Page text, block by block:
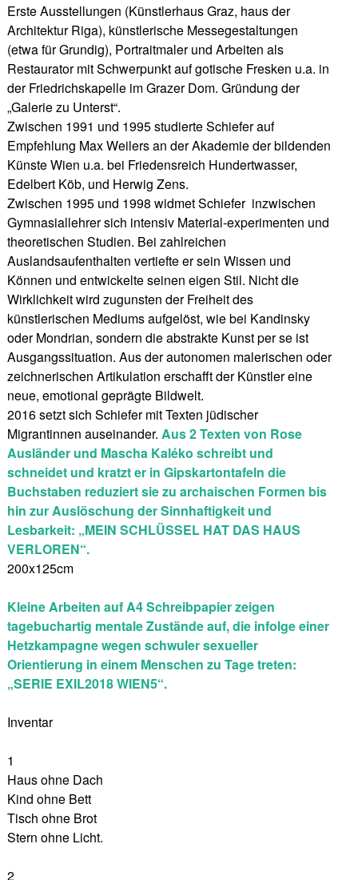
Erste Ausstellungen (Künstlerhaus Graz, haus der
Architektur Riga), künstlerische Messegestaltungen
(etwa für Grundig), Portraitmaler und Arbeiten als
Restaurator mit Schwerpunkt auf gotische Fresken u.a. in
der Friedrichskapelle im Grazer Dom. Gründung der
„Galerie zu Unterst“.
Zwischen 1991 und 1995 studierte Schiefer auf
Empfehlung Max Weilers an der Akademie der bildenden
Künste Wien u.a. bei Friedensreich Hundertwasser,
Edelbert Köb, und Herwig Zens.
Zwischen 1995 und 1998 widmet Schiefer ­ inzwischen
Gymnasiallehrer sich intensiv Material-experimenten und
theoretischen Studien. Bei zahlreichen
Auslandsaufenthalten vertiefte er sein Wissen und
Können und entwickelte seinen eigen Stil. Nicht die
Wirklichkeit wird zugunsten der Freiheit des
künstlerischen Mediums aufgelöst, wie bei Kandinsky
oder Mondrian, sondern die abstrakte Kunst per se ist
Ausgangssituation. Aus der autonomen malerischen oder
zeichnerischen Artikulation erschafft der Künstler eine
neue, emotional geprägte Bildwelt.
2016 setzt sich Schiefer mit Texten jüdischer
Migrantinnen auseinander. Aus 2 Texten von Rose
Ausländer und Mascha Kaléko schreibt und
schneidet und kratzt er in Gipskartontafeln die
Buchstaben reduziert sie zu archaischen Formen bis
hin zur Auslöschung der Sinnhaftigkeit und
Lesbarkeit: „MEIN SCHLÜSSEL HAT DAS HAUS
VERLOREN“.
200x125cm
Kleine Arbeiten auf A4 Schreibpapier zeigen
tagebuchartig mentale Zustände auf, die infolge einer
Hetzkampagne wegen schwuler sexueller
Orientierung in einem Menschen zu Tage treten:
„SERIE EXIL2018 WIEN5“.
Inventar
1
Haus ohne Dach
Kind ohne Bett
Tisch ohne Brot
Stern ohne Licht.
2